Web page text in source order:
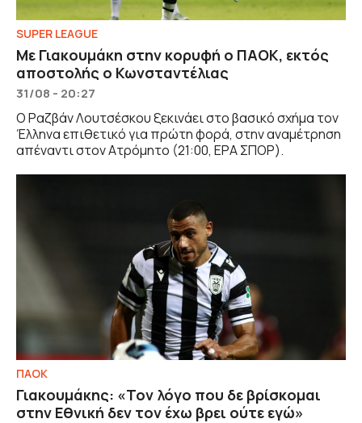
SUPER LEAGUE
Με Γιακουμάκη στην κορυφή ο ΠΑΟΚ, εκτός
αποστολής ο Κωνσταντέλιας
31/08 - 20:27
Ο Ραζβάν Λουτσέσκου ξεκινάει στο βασικό σχήμα τον
Έλληνα επιθετικό για πρώτη φορά, στην αναμέτρηση
απέναντι στον Ατρόμητο (21:00, ΕΡΑ ΣΠΟΡ).
ΠΑΟΚ
Γιακουμάκης: «Τον λόγο που δε βρίσκομαι
στην Εθνική δεν τον έχω βρει ούτε εγώ»